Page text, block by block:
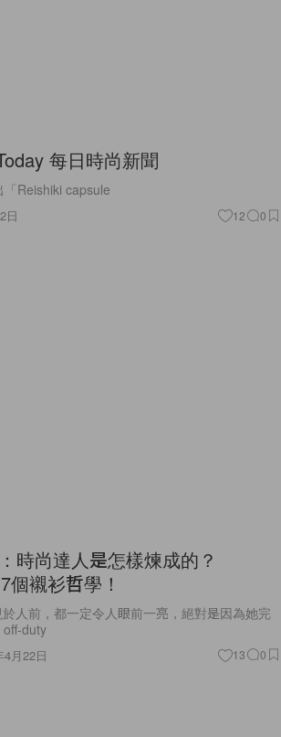
每日時尚新聞
Reishiki capsule
日 12 0
時尚達人是怎樣煉成的？
襯衫哲學！
人前，都一定令人眼前一亮，絕對是因為她完
off-duty
4月22日 13 0